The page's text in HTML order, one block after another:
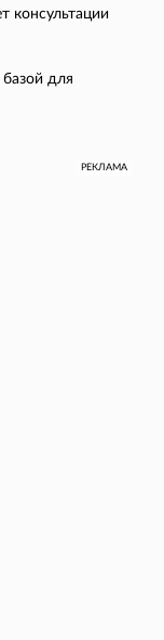
консультации
для
РЕКЛАМА